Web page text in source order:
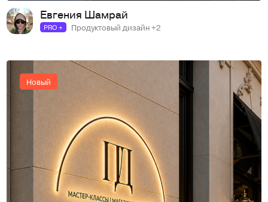
Евгения Шамрай
PRO + Продуктовый дизайн +2
Новый